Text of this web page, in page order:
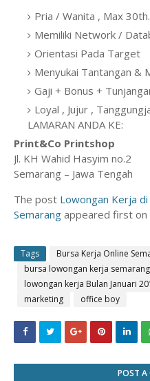
Pria / Wanita , Max 30th.
Memiliki Network /
Orientasi Pada Target
Menyukai Tantangan &
Gaji + Bonus +
Loyal , Jujur ,
LAMARAN ANDA KE:
Print&Co Printshop
Jl. KH Wahid Hasyim no.2
Semarang – Jawa Tengah
The post Lowongan Kerja
Semarang appeared first on
Tags
Bursa Kerja Online
bursa lowongan kerja semarang
lowongan kerja Bulan Januari
marketing
office boy
POST A